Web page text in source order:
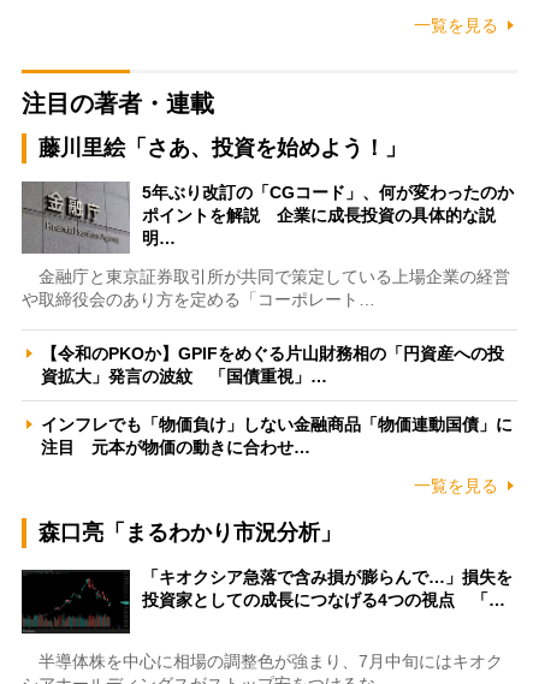
一覧を見る
注目の著者・連載
藤川里絵「さあ、投資を始めよう！」
5年ぶり改訂の「CGコード」、何が変わったのか
ポイントを解説 企業に成長投資の具体的な説
明…
金融庁と東京証券取引所が共同で策定している上場企業の経営
や取締役会のあり方を定める「コーポレート…
【令和のPKOか】GPIFをめぐる片山財務相の「円資産への投
資拡大」発言の波紋 「国債重視」…
インフレでも「物価負け」しない金融商品「物価連動国債」に
注目 元本が物価の動きに合わせ…
一覧を見る
森口亮「まるわかり市況分析」
「キオクシア急落で含み損が膨らんで…」損失を
投資家としての成長につなげる4つの視点 「…
半導体株を中心に相場の調整色が強まり、7月中旬にはキオク